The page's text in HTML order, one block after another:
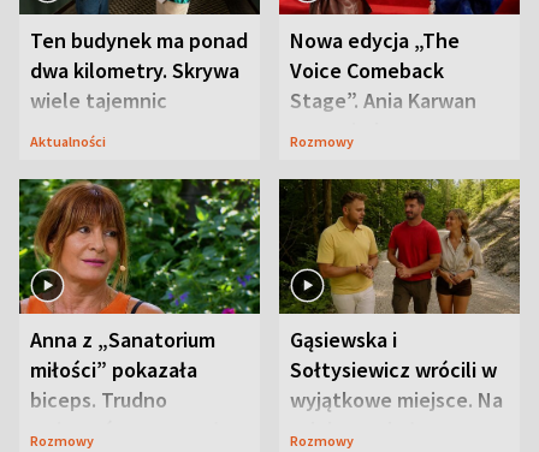
Ten budynek ma ponad
dwa kilometry. Skrywa
wiele tajemnic
Aktualności
Nowa edycja „The
Voice Comeback
Stage”. Ania Karwan
zapowiada
Rozmowy
Anna z „Sanatorium
miłości” pokazała
biceps. Trudno
uwierzyć, co przeszła
Rozmowy
Gąsiewska i
Sołtysiewicz wrócili w
wyjątkowe miejsce. Na
szlaku czekał
Rozmowy